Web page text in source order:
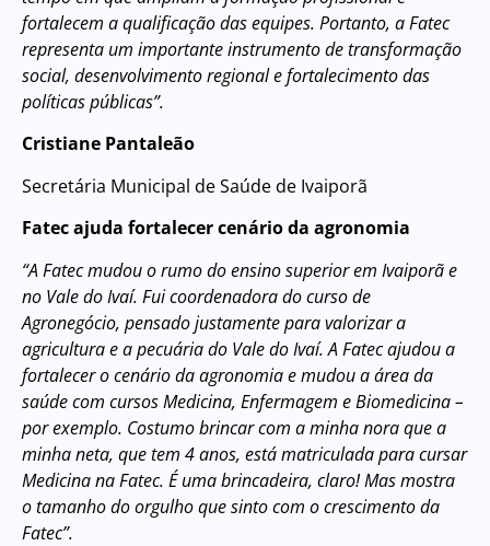
fortalecem a qualificação das equipes. Portanto, a Fatec
representa um importante instrumento de transformação
social, desenvolvimento regional e fortalecimento das
políticas públicas”.
Cristiane Pantaleão
Secretária Municipal de Saúde de Ivaiporã
Fatec ajuda fortalecer cenário da agronomia
“A Fatec mudou o rumo do ensino superior em Ivaiporã e
no Vale do Ivaí. Fui coordenadora do curso de
Agronegócio, pensado justamente para valorizar a
agricultura e a pecuária do Vale do Ivaí. A Fatec ajudou a
fortalecer o cenário da agronomia e mudou a área da
saúde com cursos Medicina, Enfermagem e Biomedicina –
por exemplo. Costumo brincar com a minha nora que a
minha neta, que tem 4 anos, está matriculada para cursar
Medicina na Fatec. É uma brincadeira, claro! Mas mostra
o tamanho do orgulho que sinto com o crescimento da
Fatec”.